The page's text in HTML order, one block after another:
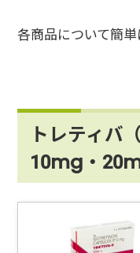
各商品について簡単
トレティバ
10mg・